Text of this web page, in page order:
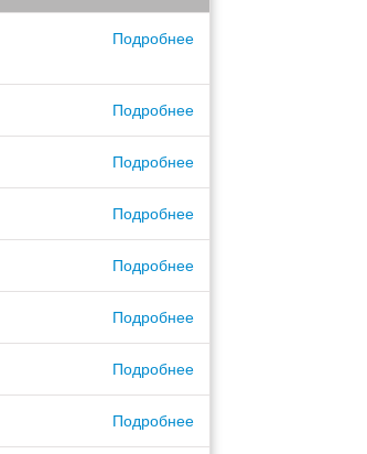
Подробнее
Подробнее
Подробнее
Подробнее
Подробнее
Подробнее
Подробнее
Подробнее